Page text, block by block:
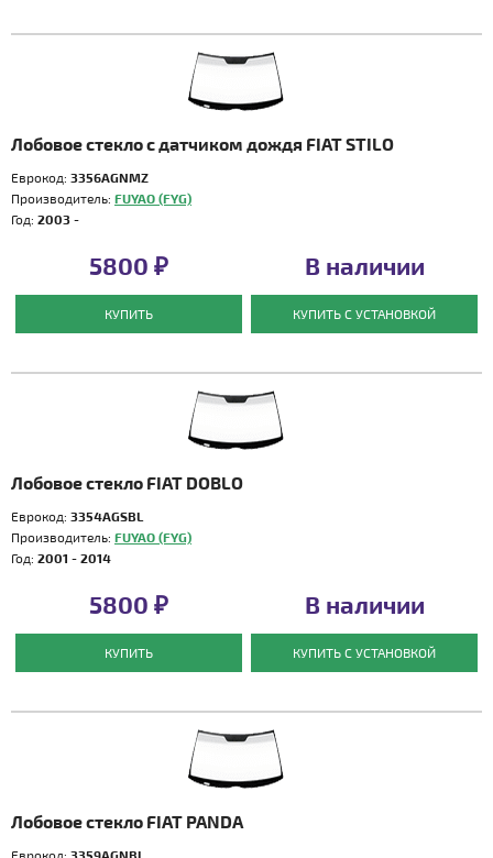
Лобовое стекло с датчиком дождя FIAT STILO
Еврокод: 3356AGNMZ
Производитель: FUYAO (FYG)
Год: 2003 -
5800 ₽
КУПИТЬ
В наличии
КУПИТЬ С УСТАНОВКОЙ
Лобовое стекло FIAT DOBLO
Еврокод: 3354AGSBL
Производитель: FUYAO (FYG)
Год: 2001 - 2014
5800 ₽
КУПИТЬ
В наличии
КУПИТЬ С УСТАНОВКОЙ
Лобовое стекло FIAT PANDA
Еврокод: 3359AGNBL